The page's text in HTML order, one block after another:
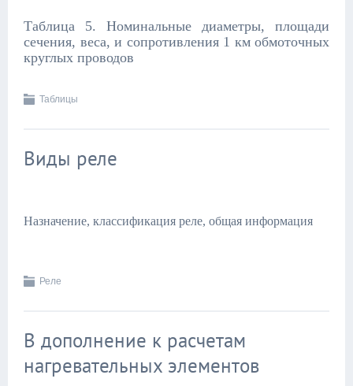
Таблица 5. Номинальные диаметры, площади
сечения, веса, и сопротивления 1 км обмоточных
круглых проводов
Таблицы
Виды реле
Назначение, классификация реле, общая информация
Реле
В дополнение к расчетам
нагревательных элементов